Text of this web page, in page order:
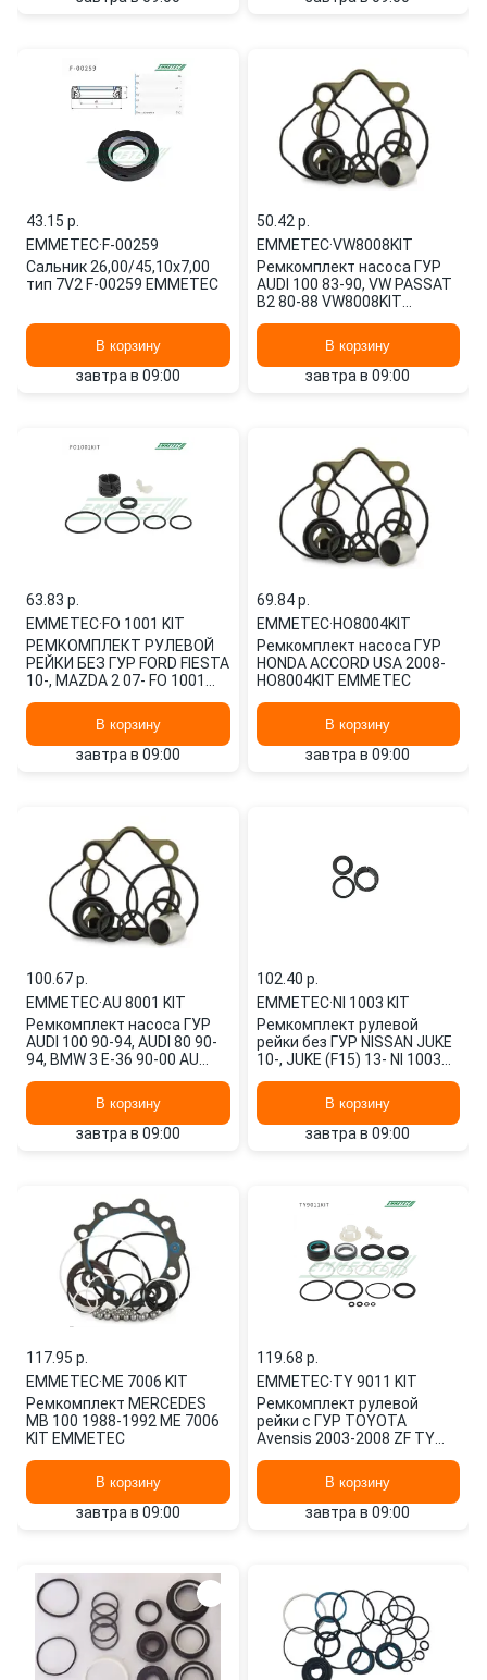
43.15 p.
EMMETEC·F-00259
Сальник 26,00/45,10x7,00
тип 7V2 F-00259 EMMETEC
В корзину
завтра в 09:00
50.42 p.
EMMETEC·VW8008KIT
Ремкомплект насоса ГУР
AUDI 100 83-90, VW PASSAT
B2 80-88 VW8008KIT
В корзину
завтра в 09:00
63.83 p.
EMMETEC·FO 1001 KIT
РЕМКОМПЛЕКТ РУЛЕВОЙ
РЕЙКИ БЕЗ ГУР FORD FIESTA
10-, MAZDA 2 07- FO 1001
В корзину
завтра в 09:00
69.84 p.
EMMETEC·HO8004KIT
Ремкомплект насоса ГУР
HONDA ACCORD USA 2008-
HO8004KIT EMMETEC
В корзину
завтра в 09:00
100.67 p.
EMMETEC·AU 8001 KIT
Ремкомплект насоса ГУР
AUDI 100 90-94, AUDI 80 90-
94, BMW 3 E-36 90-00 AU
В корзину
завтра в 09:00
102.40 p.
EMMETEC·NI 1003 KIT
Ремкомплект рулевой
рейки без ГУР NISSAN JUKE
10-, JUKE (F15) 13- NI 1003
В корзину
завтра в 09:00
117.95 p.
EMMETEC·ME 7006 KIT
Ремкомплект MERCEDES
MB 100 1988-1992 ME 7006
KIT EMMETEC
В корзину
завтра в 09:00
119.68 p.
EMMETEC·TY 9011 KIT
Ремкомплект рулевой
рейки с ГУР TOYOTA
Avensis 2003-2008 ZF TY
В корзину
завтра в 09:00